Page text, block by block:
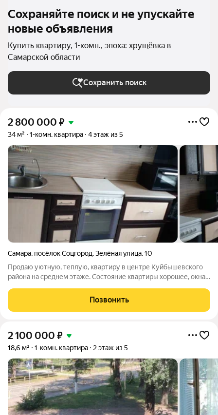
Сохраняйте поиск и не упускайте
новые объявления
Купить квартиру, 1-комн., эпоха: хрущёвка в
Самарской области
Сохранить поиск
2 800 000 ₽
34 м² 1-комн. квартира 4 этаж из 5
Самара, посёлок Соцгород,Зелёная улица,10
Продаю уютную, теплую, квартиру в центре Куйбышевского
района на среднем этаже. Состояние квартиры хорошее, окна
канализацию, натяжной потолок в комнате и коридоре,
железная дверь, кухонный
Позвонить
2 100 000 ₽
18,6 м² 1-комн. квартира 2 этаж из 5